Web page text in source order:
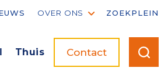
OVER ONS
organisatie
ZOEKPLEIN
Thuis Contact